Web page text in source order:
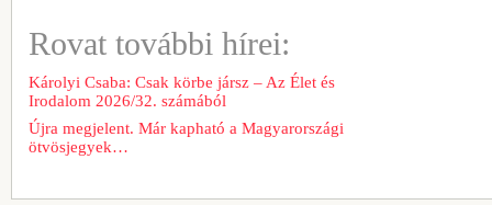
Rovat további hírei:
Károlyi Csaba: Csak körbe jársz – Az Élet és
Irodalom 2026/32. számából
Újra megjelent. Már kapható a Magyarországi
ötvösjegyek…